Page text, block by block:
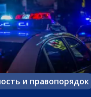
и правопорядок